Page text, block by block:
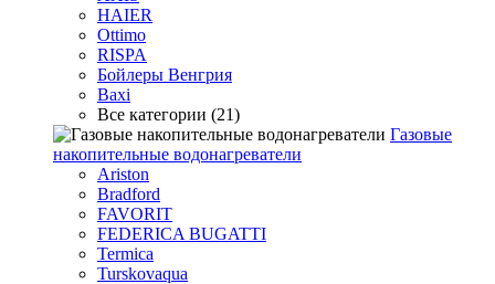
HAIER
Ottimo
RISPA
Бойлеры Венгрия
Baxi
Все категории (21)
Газовые
накопительные водонагреватели
Ariston
Bradford
FAVORIT
FEDERICA BUGATTI
Termica
Turskovaqua